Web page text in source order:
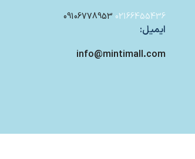
02166455436
09106778953
ایمیل:
info@mintimall.com